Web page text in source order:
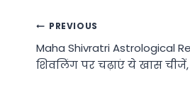
Post
navigation
PREVIOUS
Maha Shivratri Astrological
शिवलिंग पर चढ़ाएं ये खास